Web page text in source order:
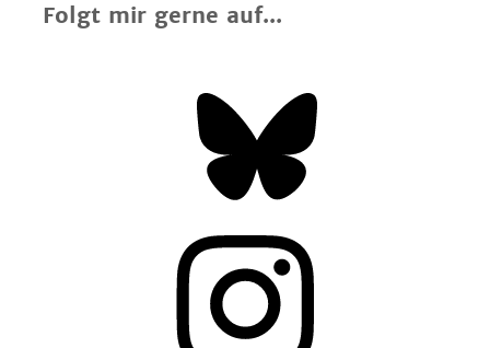
Folgt mir gerne auf...